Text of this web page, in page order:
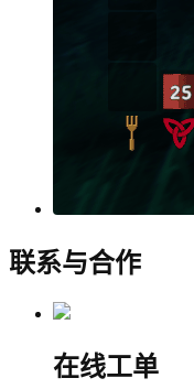
联系与合作
在线工单